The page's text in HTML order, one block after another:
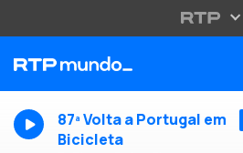
87ª Volta a Portugal em
Bicicleta